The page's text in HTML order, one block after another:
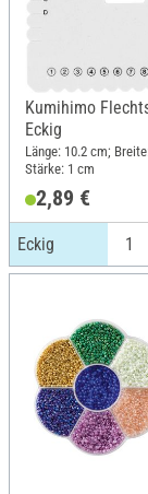
Kumihimo
Eckig
Länge: 10.2 cm;
Stärke: 1 cm
2,89 €
Eckig